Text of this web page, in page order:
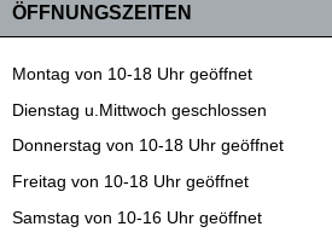
ÖFFNUNGSZEITEN
Montag von 10-18 Uhr geöffnet
Dienstag u.Mittwoch geschlossen
Donnerstag von 10-18 Uhr geöffnet
Freitag von 10-18 Uhr geöffnet
Samstag von 10-16 Uhr geöffnet